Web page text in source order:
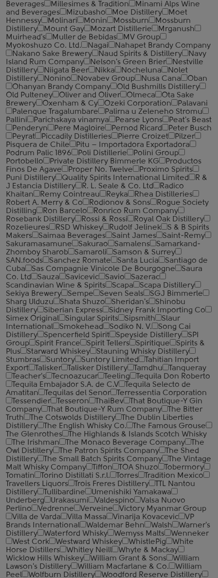
Beverages
Millesimes & Tradition
Minami Alps Wine
and Beverages
Mizubasho Moe Distillery
Moet
Hennessy
Molinari Monin Mossburn
Mossburn
Distillery
Mount Gay Mozart Distillerie
Mrganush
Muirhead's
Muller de Bebidas
MV Group
Myokoshuzo Co. Ltd.
Nagai
Nahapet Brandy Company
Nakano Sake Brewery
Naud Spirits & Distillery
Navy
Island Rum Company
Nelson's Green Brier
Nestville
Distillery
Niigata Beer Nikka Nocheluna
Nolet
Distillery
Nonino Novabev Group Nusa Cana
Oban
Ohanyan Brandy Company
Old Bushmills Distillery
Old Pulteney
Oliver and Oliver Olmeca
Ota Sake
Brewery
Oxenham & Cy Ozeki Corporation
Palavani
Palenque Tragalumbare
Palirna u Zeleneho Stromu
Pallini
Parichskaya vinarnya Pearse Lyons
Peat's Beast
Penderyn
Pere Magloire Pernod Ricard
Peter Busch
Peyrat
Piccadily Distilleries Pierre Croizet
Pilzer
Pisquera de Chile
Pitu – Importadora Exportadora
Podrum Palic 1896
Poli Distillerie
Polini Group
Portobello
Private Distillery Bimmerle KG
Productos
Finos De Agave
Proper No. Twelve
Proximo Spirits
Puni Distillery
Quality Spirits International Limited
R &
J Estancia Distillery
R. L. Seale & Co. Ltd
Radico
Khaitan
Remy Cointreau Reyka
Rhea Distilleries
Robert A. Merry & Co
Rodionov & Sons
Rogue Society
Distilling
Ron Barcelo
Ronrico Rum Company
Rosebank Distillery
Rossi & Rossi
Royal Oak Distillery
Rozelieures
RSD Whiskey Rudolf Jelinek
S & B Spirits
Makers
Saimaa Beverages Saint James
Saint-Remy
Sakuramasamune
Sakurao Samalens
Samarkand-
Zhomboy Sharob
Samaroli
Samson & Surrey
SAN.foods
Sanchez Romate Santa Lucia
Santiago de
Cuba
Sas Compagnie Vinicole De Bourgogne
Saura
Co. Ltd
Sauza Savicevic Savio
Sazerac
Scandinavian Wine & Spirits
Scapa
Scapa Distillery
Sekiya Brewery
Sempe Seven Seals
SGJ Bimmerle
Sharg Ulduzu
Shata Shuzo Sheridan's
Shinobu
Distillery
Siberian Express
Sidney Frank Importing Co
Simex Original
Singular Spirits Sipsmith
Slaur
International
Smokehead Sodiko N. V.
Song Cai
Distillery
Spencerfield Spirit Speyside Distillery
SPI
Group
Spirit France Spirit Tellers Spiritique
Spirits &
Plus
Starward Whiskey
Stauning Whisky Distillery
Stumbras
Suntory Suntory Limited
Tahitian Import
Export
Talisker Talisker Distillery Tamdhu
Tanqueray
Teacher's
Tecnoazucar Teeling
Tequila Don Roberto
Tequila Embajador S.A. de C.V
Tequila Selecto de
Amatitan
Tequilas del Senor
Terressentia Corporation
Tessendier
Tesseron ThaiBev
That Boutique-Y Gin
Company
That Boutique-Y Rum Company
The Bitter
Truth
The Cotswolds Distillery
The Dublin Liberties
Distillery
The English Whisky Co.
The Famous Grouse
The Glenrothes
The Highlands & Islands Scotch Whisky
The Irishman
The Monaco Beverage Company
The
Owl Distillery
The Patron Spirits Company
The Shed
Distillery
The Small Batch Spirits Company
The Vintage
Malt Whisky Company
Tiffon TOA Shuzo
Tobermory
Tomatin
Torino Distillati S.r.l. Torres
Tradition Mexico
Travellers Liquors
Trois Freres Distillery
TTL Nantou
Distillery
Tullibardine
Umenishiki Yamakawa
Underberg
Urakasumi Valdespino
Valsa Nuovo
Perlino
Vedrenne Verveine
Victory Myanmar Group
Villa de Varda
Villa Massa Vinarija Kovacevic
VP
Brands International
Waldemar Behn Walsh
Warner's
Distillery
Waterford Whisky Wemyss Malts
Wenneker
West Cork
Westward Whiskey WhistlePig
White
Horse Distillers
Whitley Neill
Whyte & Mackay
Wicklow Hills Whiskey
William Grant & Sons
William
Lawson's Distillery
William Macfarlane & Co.
William
Peel
Wolfburn Distillery Woodford Reserve Distillery